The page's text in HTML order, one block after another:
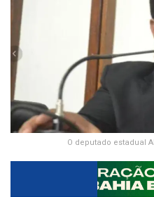
O deputado estadual